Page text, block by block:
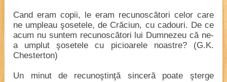
Cand eram copii, le eram recunoscători celor care
ne umpleau şosetele, de Crăciun, cu cadouri. De ce
acum nu suntem recunoscători lui Dumnezeu că ne-
a umplut şosetele cu picioarele noastre? (G.K.
Chesterton)
Un minut de recunoştinţă sinceră poate şterge